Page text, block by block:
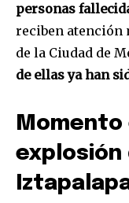
Acepto laPolítica
32,111
personas
reciben atención
de la Ciudad de
de ellas ya han
explosión